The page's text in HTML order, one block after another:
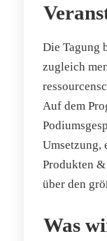
Die Tagung
zugleich
Auf dem
Umsetzung,
Produkten
über den
Was